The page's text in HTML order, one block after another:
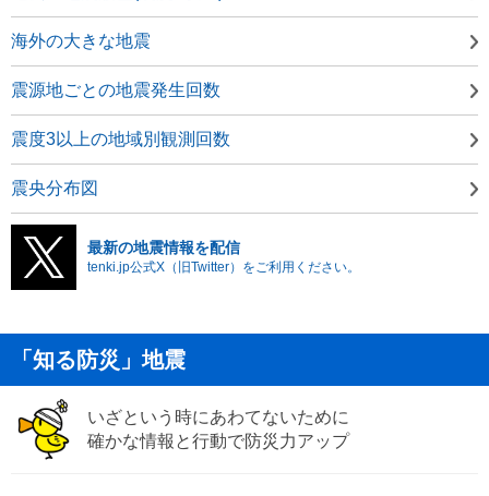
海外の大きな地震
震源地ごとの地震発生回数
震度3以上の地域別観測回数
震央分布図
最新の地震情報を配信
tenki.jp公式X（旧Twitter）をご利用ください。
「知る防災」地震
いざという時にあわてないために
確かな情報と行動で防災力アップ